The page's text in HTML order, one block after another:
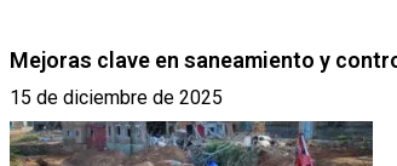
Mejoras clave en saneamiento y
15 de diciembre de 2025